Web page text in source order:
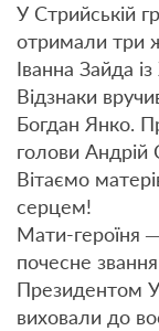
У Стрийській
отримали три
Іванна Зайда
Відзнаки
Богдан Янко.
голови Андрій
Вітаємо
серцем!
Мати-героїня
почесне
Президентом
виховали до